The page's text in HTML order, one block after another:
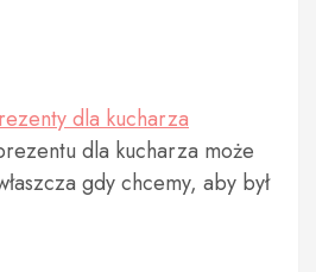
dla kucharza
dla kucharza może
gdy chcemy, aby był